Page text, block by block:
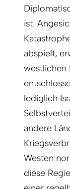
ist.
abspielt,
westlichen
lediglich
andere
Westen
diese